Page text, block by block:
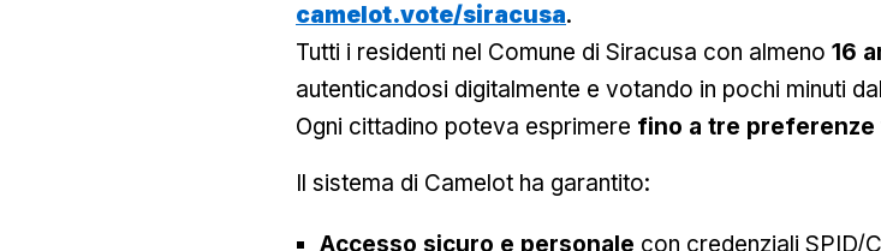
camelot.vote/siracusa.
Tutti i residenti nel Comune di Siracusa con almeno16
autenticandosi digitalmente e votando in pochi minuti
Ogni cittadino poteva esprimere fino a tre preferenze
Il sistema di Camelot ha garantito:
Accesso sicuro e personale con credenziali SPID/